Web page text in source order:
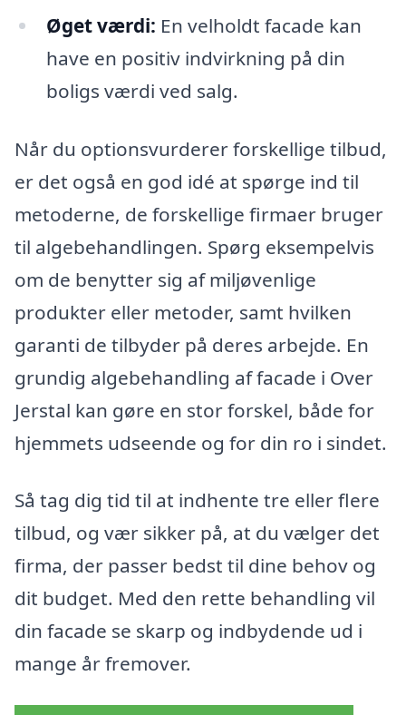
Øget værdi: En velholdt facade kan
have en positiv indvirkning på din
boligs værdi ved salg.
Når du optionsvurderer forskellige tilbud,
er det også en god idé at spørge ind til
metoderne, de forskellige firmaer bruger
til algebehandlingen. Spørg eksempelvis
om de benytter sig af miljøvenlige
produkter eller metoder, samt hvilken
garanti de tilbyder på deres arbejde. En
grundig algebehandling af facade i Over
Jerstal kan gøre en stor forskel, både for
hjemmets udseende og for din ro i sindet.
Så tag dig tid til at indhente tre eller flere
tilbud, og vær sikker på, at du vælger det
firma, der passer bedst til dine behov og
dit budget. Med den rette behandling vil
din facade se skarp og indbydende ud i
mange år fremover.